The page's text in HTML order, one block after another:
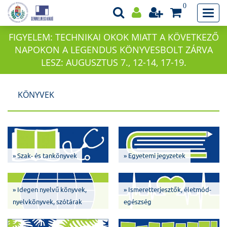
0
FIGYELEM: TECHNIKAI OKOK MIATT A KÖVETKEZŐ
NAPOKON A LEGENDUS KÖNYVESBOLT ZÁRVA
LESZ: AUGUSZTUS 7., 12-14, 17-19.
KÖNYVEK
» Szak- és tankönyvek » Egyetemi jegyzetek
» Idegen nyelvű könyvek,
nyelvkönyvek, szótárak
» Ismeretterjesztők, életmód-
egészség